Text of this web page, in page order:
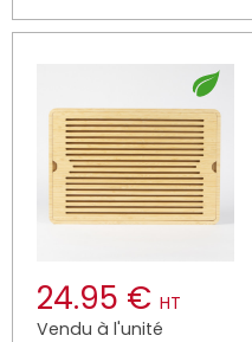
24.95 € HT
Vendu à l'unité